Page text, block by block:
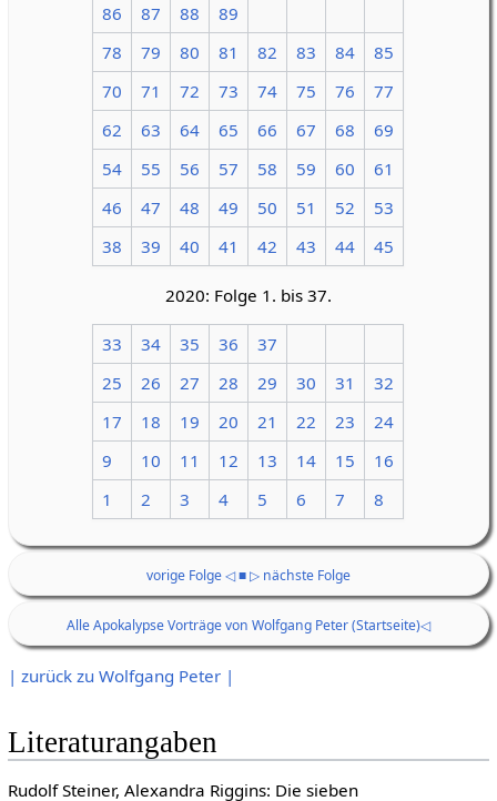
86 87 88
89
78
79 80 81 82 83 84
85
70
71 72 73 74 75 76
77
62
63 64 65 66 67 68
69
54
55 56 57 58 59 60
61
46
47 48 49 50 51 52
53
38
39 40 41 42 43 44 45
2020: Folge 1. bis 37.
33 34 35 36
37
25
26 27 28 29 30 31
32
17
18 19 20 21 22 23
24
9
10 11 12 13 14 15
16
1
2 3 4 5 6 7 8
vorige Folge ◁■▷ nächste Folge
Alle Apokalypse Vorträge von Wolfgang Peter (Startseite)◁
| zurück zu Wolfgang Peter |
Literaturangaben
Rudolf Steiner, Alexandra Riggins: Die sieben